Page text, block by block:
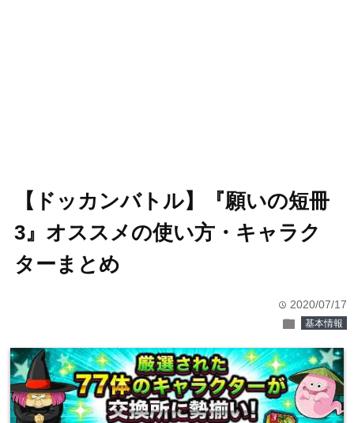
【ドッカンバトル】『願いの短冊
3』オススメの使い方・キャラク
ターまとめ
time 2020/07/17
folder 基本情報